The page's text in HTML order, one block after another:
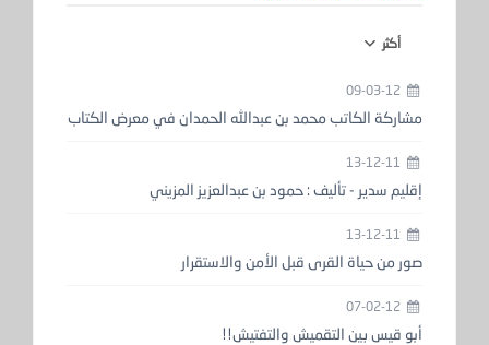
أكثر
مشاركة الكاتب محمد بن عبدالله الحمدان في معرض الكتاب
إقليم سدير - تأليف : حمود بن عبدالعزيز المزيني
صور من حياة القرى قبل الأمن والاستقرار
أبو قيس بين التقميش والتفتيش!!